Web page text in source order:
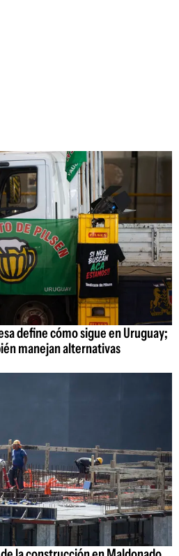
define cómo sigue en Uruguay;
manejan alternativas